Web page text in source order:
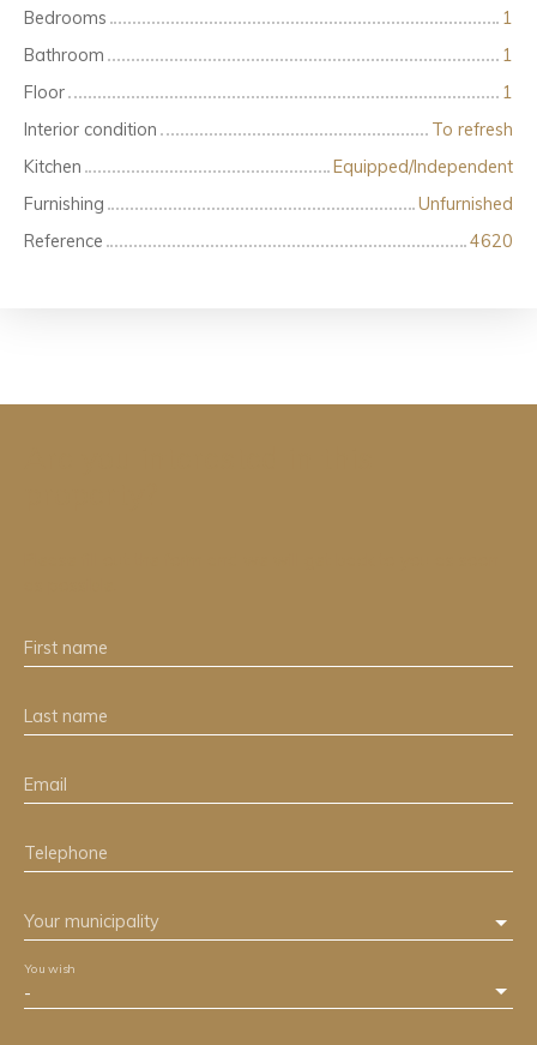
Bedrooms
1
Bathroom
1
Floor
1
Interior condition
To refresh
Kitchen
Equipped/Independent
Furnishing
Unfurnished
Reference
4620
First name
Last name
Email
Telephone
Your municipality
-
You wish